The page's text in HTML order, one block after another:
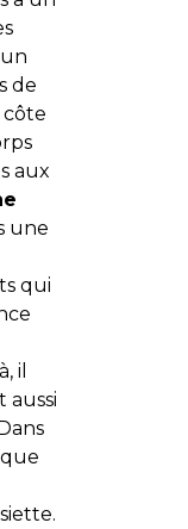
de
aux
une
qui
il
aussi